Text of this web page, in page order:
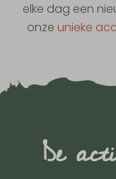
elke dag een
onze unieke
De